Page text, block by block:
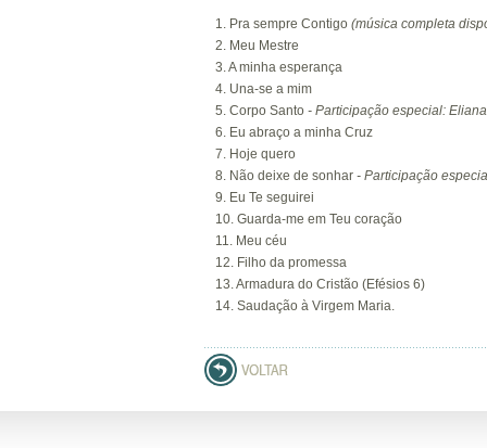
1. Pra sempre Contigo (música completa
2. Meu Mestre
3. A minha esperança
4. Una-se a mim
5. Corpo Santo - Participação especial:
6. Eu abraço a minha Cruz
7. Hoje quero
8. Não deixe de sonhar - Participação
9. Eu Te seguirei
10. Guarda-me em Teu coração
11. Meu céu
12. Filho da promessa
13. Armadura do Cristão (Efésios 6)
14. Saudação à Virgem Maria.